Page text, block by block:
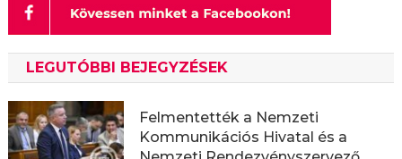
LEGUTÓBBI BEJEGYZÉSEK
Felmentették a Nemzeti
Kommunikációs Hivatal és a